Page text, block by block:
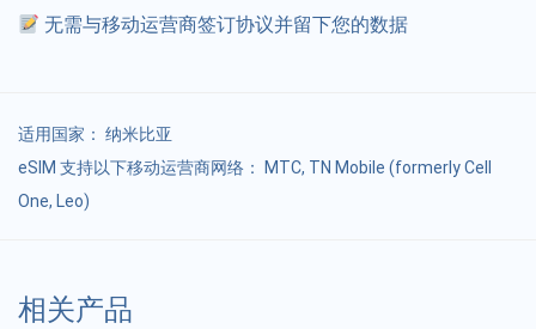
无需与移动运营商签订协议并留下您的数据
适用国家： 纳米比亚
eSIM 支持以下移动运营商网络： MTC, TN Mobile (formerly Cell
One, Leo)
相关产品